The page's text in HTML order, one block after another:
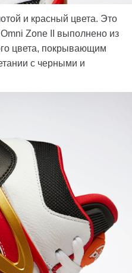
и красный цвета. Это
Zone II выполнено из
цвета, покрывающим
с черными и